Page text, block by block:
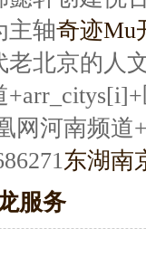
主轴奇迹Mu
北京的人
网河南频
东湖南
服务